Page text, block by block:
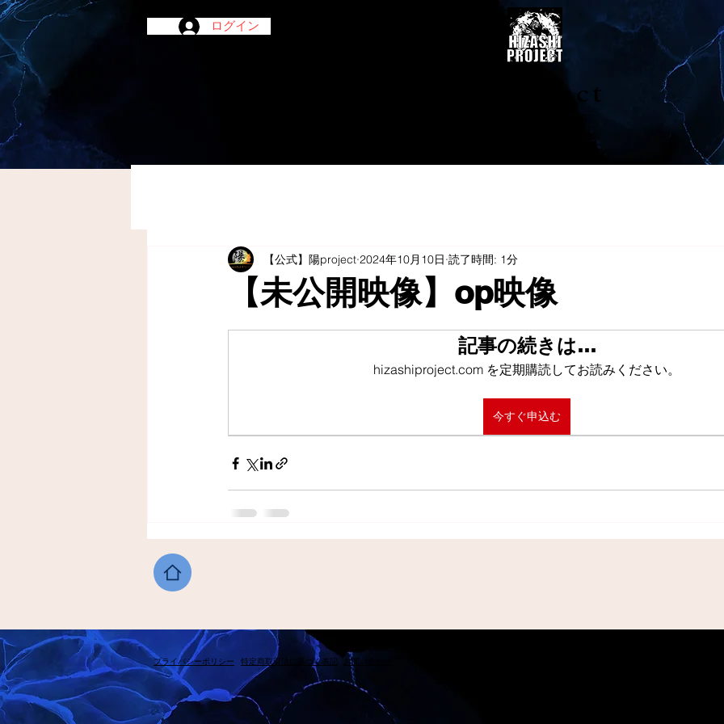
ログイン
陽project
【未公開映像】op映像
【公式】陽project 2024年10月10日 読了時間: 1分
記事の続きは…
hizashiproject.com を定期購読してお読みください。
今すぐ申込む
​プライバシーポリシー ​特定商取引法に基づく表記 ​お問い合わせ